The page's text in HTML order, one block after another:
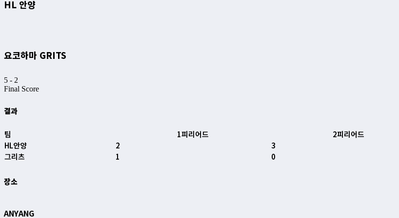
HL 안양
요코하마 GRITS
5 - 2
Final Score
결과
팀 1피리어드 2피리어드
HL안양
2 3
그리츠
1 0
장소
ANYANG